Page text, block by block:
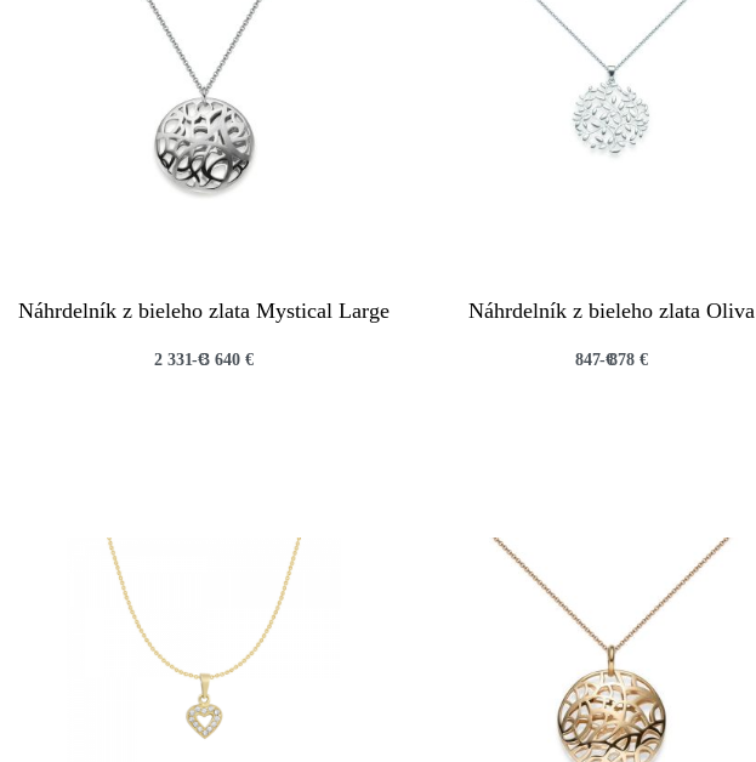
Náhrdelník z bieleho zlata Mystical Large
2 331€3 640 €
Náhrdelník z bieleho zlata Oliva
847€878 €